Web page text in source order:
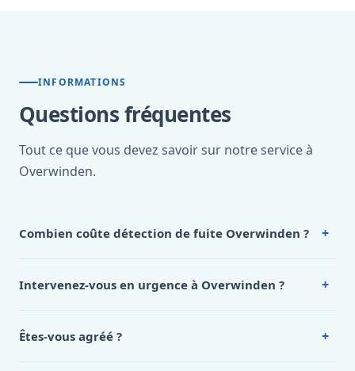
INFORMATIONS
Questions fréquentes
Tout ce que vous devez savoir sur notre service à
Overwinden.
Combien coûte détection de fuite Overwinden ? +
Overwinden, appelez le 0472 53 24 26.
Intervenez-vous en urgence à Overwinden ? +
Êtes-vous agréé ? +